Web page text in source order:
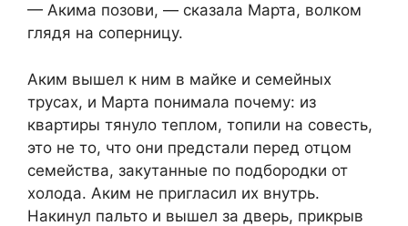
— Акима позови, — сказала Марта, волком
глядя на соперницу.
Аким вышел к ним в майке и семейных
трусах, и Марта понимала почему: из
квартиры тянуло теплом, топили на совесть,
это не то, что они предстали перед отцом
семейства, закутанные по подбородки от
холода. Аким не пригласил их внутрь.
Накинул пальто и вышел за дверь, прикрыв